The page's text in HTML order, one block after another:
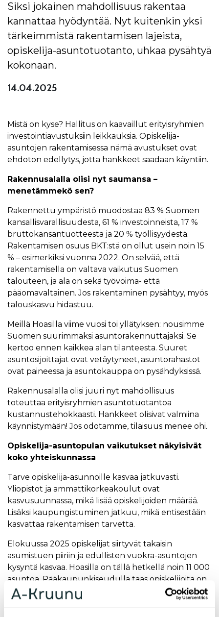
Siksi jokainen mahdollisuus rakentaa
kannattaa hyödyntää. Nyt kuitenkin yksi
tärkeimmistä rakentamisen lajeista,
opiskelija-asuntotuotanto, uhkaa pysähtyä
kokonaan.
14.04.2025
Mistä on kyse? Hallitus on kaavaillut erityisryhmien
investointiavustuksiin leikkauksia. Opiskelija-
asuntojen rakentamisessa nämä avustukset ovat
ehdoton edellytys, jotta hankkeet saadaan käyntiin.
Rakennusalalla olisi nyt saumansa –
menetämmekö sen?
Rakennettu ympäristö muodostaa 83 % Suomen
kansallisvarallisuudesta, 61 % investoinneista, 17 %
bruttokansantuotteesta ja 20 % työllisyydestä.
Rakentamisen osuus BKT:stä on ollut usein noin 15
% – esimerkiksi vuonna 2022. On selvää, että
rakentamisella on valtava vaikutus Suomen
talouteen, ja ala on sekä työvoima- että
pääomavaltainen. Jos rakentaminen pysähtyy, myös
talouskasvu hidastuu.
Meillä Hoasilla viime vuosi toi yllätyksen: nousimme
Suomen suurimmaksi asuntorakennuttajaksi. Se
kertoo ennen kaikkea alan tilanteesta. Suuret
asuntosijoittajat ovat vetäytyneet, asuntorahastot
ovat paineessa ja asuntokauppa on pysähdyksissä.
Rakennusalalla olisi juuri nyt mahdollisuus
toteuttaa erityisryhmien asuntotuotantoa
kustannustehokkaasti. Hankkeet olisivat valmiina
käynnistymään! Jos odotamme, tilaisuus menee ohi.
Opiskelija-asuntopulan vaikutukset näkyisivät
koko yhteiskunnassa
Tarve opiskelija-asunnoille kasvaa jatkuvasti.
Yliopistot ja ammattikorkeakoulut ovat
kasvusuunnassa, mikä lisää opiskelijoiden määrää.
Lisäksi kaupungistuminen jatkuu, mikä entisestään
kasvattaa rakentamisen tarvetta.
Elokuussa 2025 opiskelijat siirtyvät takaisin
asumistuen piiriin ja edullisten vuokra-asuntojen
kysyntä kasvaa. Hoasilla on tällä hetkellä noin 11 000
asuntoa. Pääkaupunkiseudulla taas opiskelijoita on
noin 90 000. Yhtälö on kestämätön ilman
uudistuotantoa.